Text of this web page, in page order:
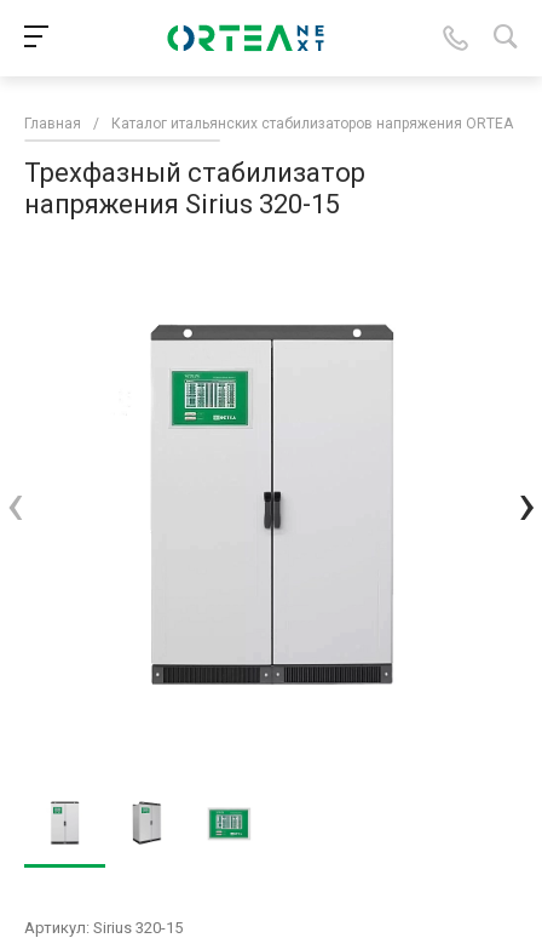
Главная / Каталог итальянских стабилизаторов напряжения ORTEA
Трехфазный стабилизатор
напряжения Sirius 320-15
‹ ›
Артикул: Sirius 320-15